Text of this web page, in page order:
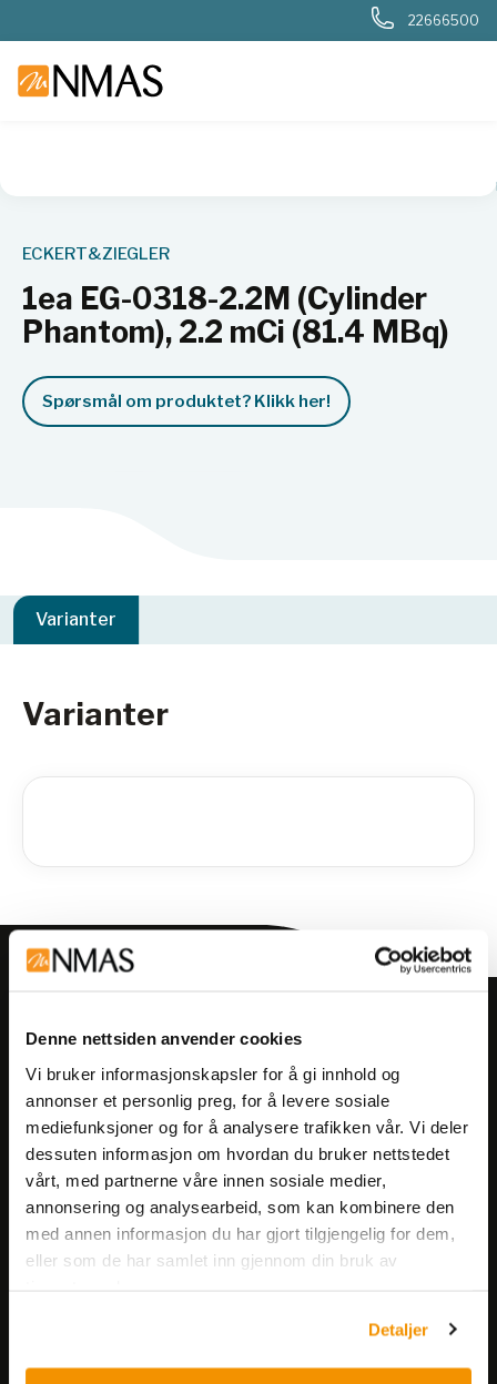
Denne nettsiden anvender cookies
Vi bruker informasjonskapsler for å gi innhold og
annonser et personlig preg, for å levere sosiale
mediefunksjoner og for å analysere trafikken vår. Vi deler
dessuten informasjon om hvordan du bruker nettstedet
vårt, med partnerne våre innen sosiale medier,
annonsering og analysearbeid, som kan kombinere den
med annen informasjon du har gjort tilgjengelig for dem,
eller som de har samlet inn gjennom din bruk av
Detaljer
22666500
Nukleær, strålevern, beredskap,
ECKERT&ZIEGLER
1ea EG-0318-2.2M (Cylinder
Phantom), 2.2 mCi (81.4 MBq)
Spørsmål om produktet? Klikk her!
Varianter
Varianter
Meld deg på vårt nyhetsbrev!
arrangementer og kampanjer.
Meld på nyhetsbrev